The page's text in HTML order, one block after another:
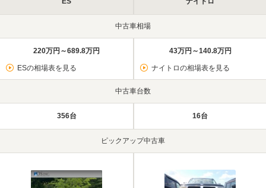
中古車相場
220万円～689.8万円
ESの相場表を見る
43万円～140.8万円
ナイトロの相場表を見る
中古車台数
356台 16台
ピックアップ中古車